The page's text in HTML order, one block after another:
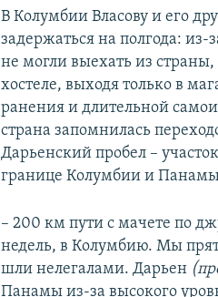
В Колумбии Власову и его
задержаться на полгода:
не могли выехать из
хостеле, выходя только в
ранения и длительной
страна запомнилась
Дарьенский пробел –
границе Колумбии и
– 200 км пути с мачете по
недель, в Колумбию. Мы
шли нелегалами. Дарьен
Панамы из-за высокого